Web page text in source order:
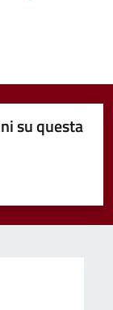
su questa